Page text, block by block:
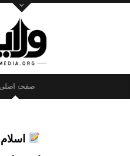
صفحۂ اصلی